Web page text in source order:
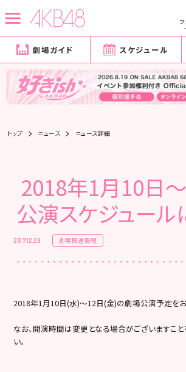
フ
劇場ガイド スケジュール
トップ ニュース ニュース詳細
2018年1月10日
公演スケジュール
2017.12.29 劇場関連情報
2018年1月10日(水)～12日(金)の劇場公演予定をお
なお、開演時間は変更となる場合がございますこ
い。